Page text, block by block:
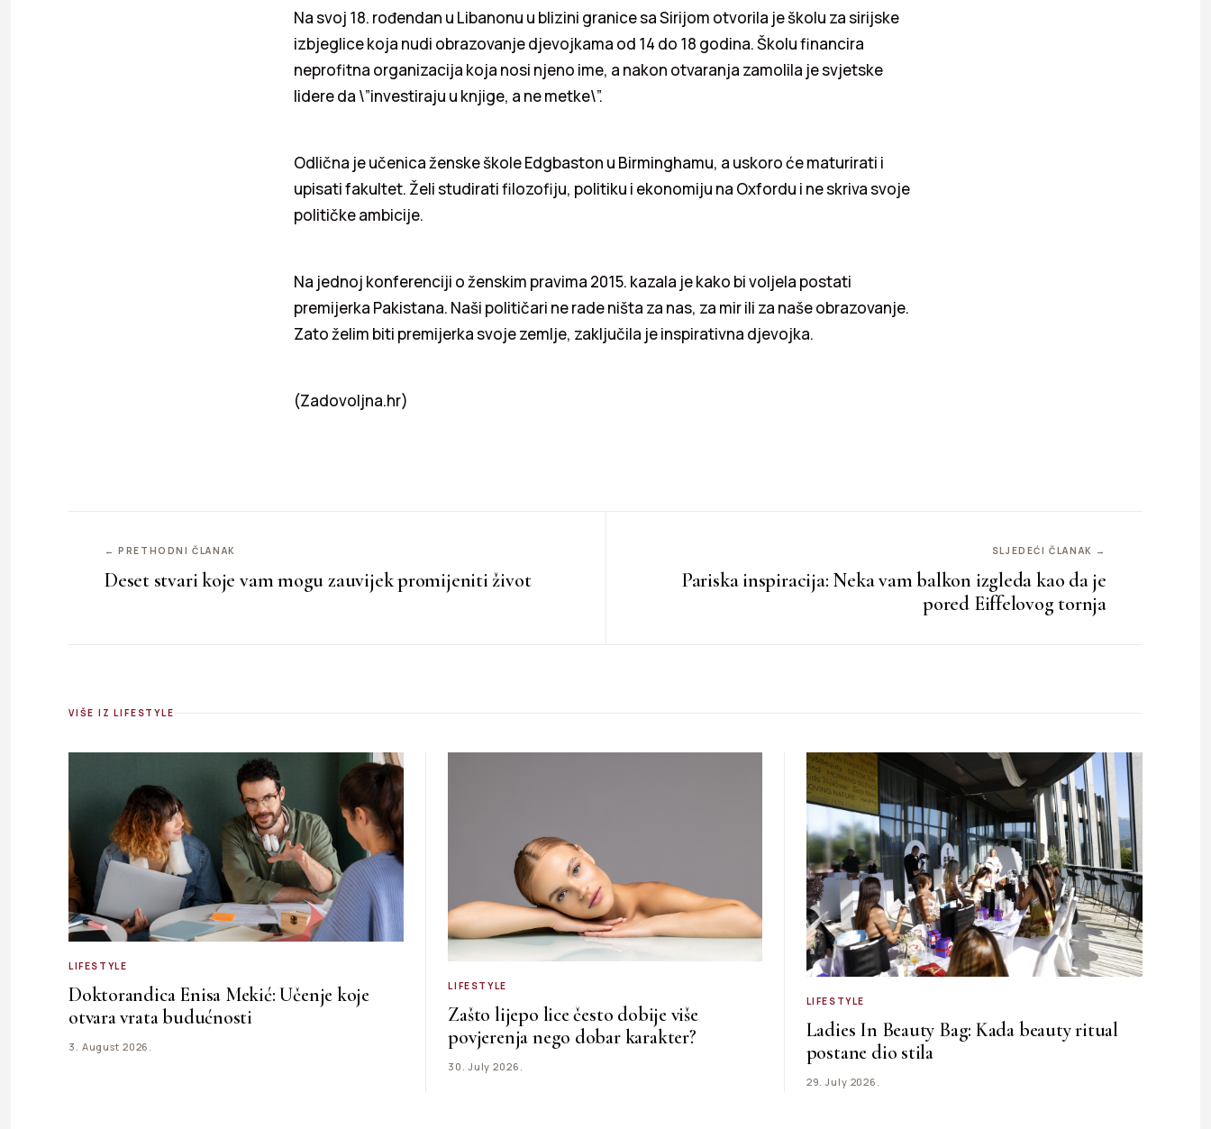
Na svoj 18. rođendan u Libanonu u blizini granice sa Sirijom otvorila je školu za sirijske
izbjeglice koja nudi obrazovanje djevojkama od 14 do 18 godina. Školu financira
neprofitna organizacija koja nosi njeno ime, a nakon otvaranja zamolila je svjetske
lidere da \”investiraju u knjige, a ne metke\”.
Odlična je učenica ženske škole Edgbaston u Birminghamu, a uskoro će maturirati i
upisati fakultet. Želi studirati filozofiju, politiku i ekonomiju na Oxfordu i ne skriva svoje
političke ambicije.
Na jednoj konferenciji o ženskim pravima 2015. kazala je kako bi voljela postati
premijerka Pakistana. Naši političari ne rade ništa za nas, za mir ili za naše obrazovanje.
Zato želim biti premijerka svoje zemlje, zaključila je inspirativna djevojka.
(Zadovoljna.hr)
← PRETHODNI ČLANAK
Deset stvari koje vam mogu zauvijek promijeniti život
SLJEDEĆI ČLANAK →
Pariska inspiracija: Neka vam balkon izgleda kao da je
pored Eiffelovog tornja
VIŠE IZ LIFESTYLE
LIFESTYLE
Doktorandica Enisa Mekić: Učenje koje
otvara vrata budućnosti
3. August 2026.
LIFESTYLE
Zašto lijepo lice često dobije više
povjerenja nego dobar karakter?
30. July 2026.
LIFESTYLE
Ladies In Beauty Bag: Kada beauty ritual
postane dio stila
29. July 2026.